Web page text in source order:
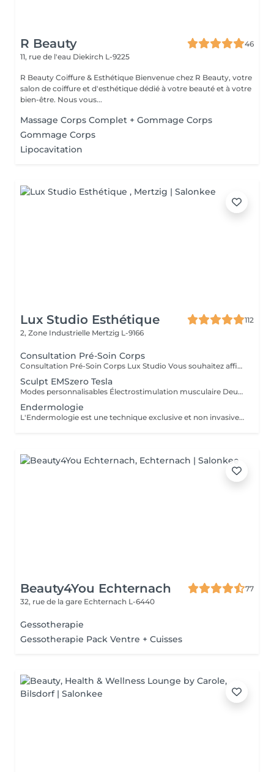
R Beauty
46
11, rue de l'eau Diekirch L-9225
R Beauty Coiffure & Esthétique Bienvenue chez R Beauty, votre
salon de coiffure et d'esthétique dédié à votre beauté et à votre
bien-être. Nous vous...
Massage Corps Complet + Gommage Corps
Gommage Corps
Lipocavitation
Lux Studio Esthétique
112
2, Zone Industrielle Mertzig L-9166
Consultation Pré-Soin Corps
Consultation Pré-Soin Corps Lux Studio Vous souhaitez affiner votre silhouette, raffermir votre peau ou éliminer la cellulite, mais vous ne savez pas par où commencer ? Réservez une consultation corporelle personnalisée, incluant une analyse de vos besoins, un bilan esthétique complet et une mini séance test avec nos technologies avancées. Évaluation de votre morphologie et objectifs Diagnostic personnalisé Test de nos appareils (cavitation, radiofréquence, pressothérapie, cryolipolyse, etc.) Conseils experts et plan de traitement sur-mesure Le montant de la consultation est déductible en cas d'achat d'un forfait complet le jour même. Lux Studio Vous souhaitez affiner votre silhouette, raffermir votre peau ou éliminer la cellulite, mais vous ne savez pas par où commencer ? Réservez une consultation corporelle personnalisée, incluant une analyse de vos besoins, un bilan esthétique complet et une mini séance test avec nos technologies avancées. Évaluation de votre morphologie et objectifs Diagnostic personnalisé Test de nos appareils (cavitation, radiofréquence, pressothérapie, cryolipolyse, etc.) Conseils experts et plan de traitement sur-mesure Le montant de la consultation est déductible en cas d'achat d'un forfait complet le jour même.
Sculpt EMSzero Tesla
Modes personnalisables Électrostimulation musculaire Deux poignées indépendantes : contrôlez la puissance indépendamment, permettant des entraînements synchronisés ou individualisés Sûr et non invasif : notre machine est exempte de courant, d'hyperthermie, de rayonnement et ne nécessite aucune période de récupération. Brûlage de graisse et développement musculaire sans effort Gain de temps et d'efforts : seulement 30 minutes d'utilisation équivalent à 30 000 contractions musculaires, l'équivalent d'innombrables rouleaux de ventre ou squats.
Endermologie
L'Endermologie est une technique exclusive et non invasive qui permet de remodeler votre silhouette, de lisser la cellulite et d'améliorer globalement la tonicité de la peau.
Beauty4You Echternach
77
32, rue de la gare Echternach L-6440
Gessotherapie
Gessotherapie Pack Ventre + Cuisses